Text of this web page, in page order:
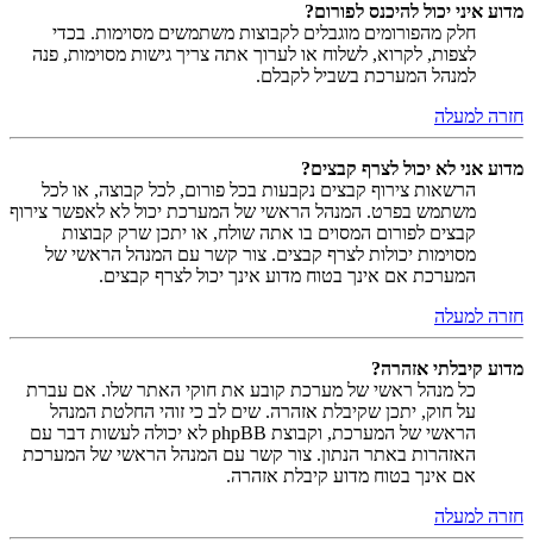
מדוע איני יכול להיכנס לפורום?
חלק מהפורומים מוגבלים לקבוצות משתמשים מסוימות. בכדי
לצפות, לקרוא, לשלוח או לערוך אתה צריך גישות מסוימות, פנה
למנהל המערכת בשביל לקבלם.
חזרה למעלה
מדוע אני לא יכול לצרף קבצים?
הרשאות צירוף קבצים נקבעות בכל פורום, לכל קבוצה, או לכל
משתמש בפרט. המנהל הראשי של המערכת יכול לא לאפשר צירוף
קבצים לפורום המסוים בו אתה שולח, או יתכן שרק קבוצות
מסוימות יכולות לצרף קבצים. צור קשר עם המנהל הראשי של
המערכת אם אינך בטוח מדוע אינך יכול לצרף קבצים.
חזרה למעלה
מדוע קיבלתי אזהרה?
כל מנהל ראשי של מערכת קובע את חוקי האתר שלו. אם עברת
על חוק, יתכן שקיבלת אזהרה. שים לב כי זוהי החלטת המנהל
הראשי של המערכת, וקבוצת phpBB לא יכולה לעשות דבר עם
האזהרות באתר הנתון. צור קשר עם המנהל הראשי של המערכת
אם אינך בטוח מדוע קיבלת אזהרה.
חזרה למעלה